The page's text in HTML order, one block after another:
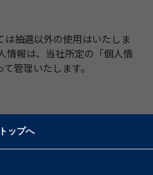
抽選以外の使用はいたしま
情報は、当社所定の「個人情
管理いたします。
ップへ